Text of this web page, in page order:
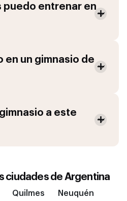
puedo entrenar en
en un gimnasio de
a este
ciudades de Argentina
Quilmes Neuquén